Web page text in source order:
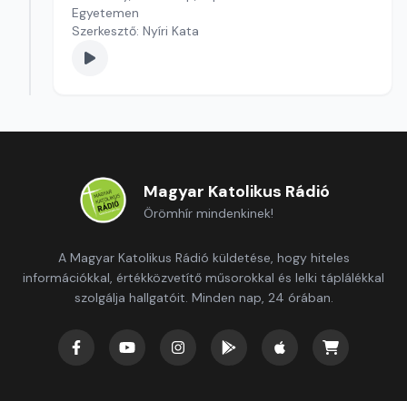
Egyetemen
Szerkesztő: Nyíri Kata
Magyar Katolikus Rádió
Örömhír mindenkinek!
A Magyar Katolikus Rádió küldetése, hogy hiteles
információkkal, értékközvetítő műsorokkal és lelki táplálékkal
szolgálja hallgatóit. Minden nap, 24 órában.